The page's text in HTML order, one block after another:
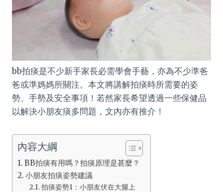
bb拍痰是不少新手家長必需學會手藝，亦為不少準爸
爸或準媽媽所關注。本文將講解拍痰時所需要的姿
勢、手勢及安全事項！若然家長希望透過一些保健品
以解決小朋友痰多問題，文內亦有推介！
內容大綱
BB拍痰有用嗎？拍痰原理是甚麼？
小朋友拍痰姿勢建議
拍痰姿勢1：小朋友伏在大腿上